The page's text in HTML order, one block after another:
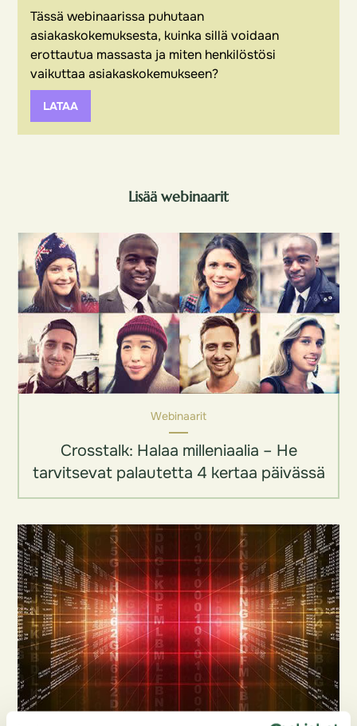
Tässä webinaarissa puhutaan
asiakaskokemuksesta, kuinka sillä voidaan
erottautua massasta ja miten henkilöstösi
vaikuttaa asiakaskokemukseen?
LATAA
Lisää webinaarit
Webinaarit
Crosstalk: Halaa milleniaalia – He
tarvitsevat palautetta 4 kertaa päivässä